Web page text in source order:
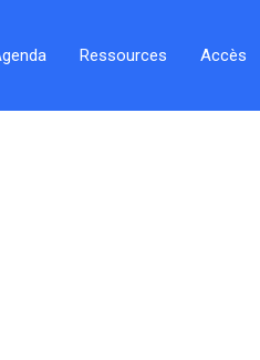
Ressources Accès